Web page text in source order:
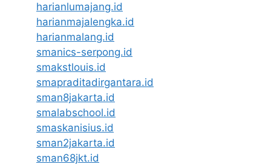
harianlumajang.id
harianmajalengka.id
harianmalang.id
smanics-serpong.id
smakstlouis.id
smapraditadirgantara.id
sman8jakarta.id
smalabschool.id
smaskanisius.id
sman2jakarta.id
sman68jkt.id